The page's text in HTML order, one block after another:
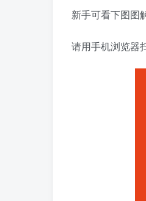
新手可看下图图
请用手机浏览器